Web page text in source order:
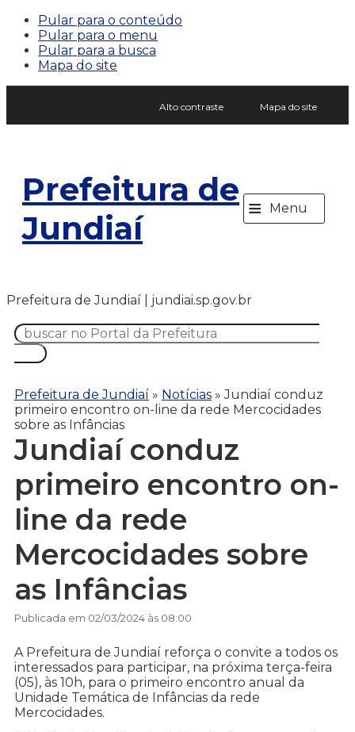
Pular para o conteúdo
Pular para o menu
Pular para a busca
Mapa do site
Alto contraste Mapa do site
Prefeitura de
Jundiaí
≡ Menu
Prefeitura de Jundiaí | jundiai.sp.gov.br
Prefeitura de Jundiaí » Notícias »Jundiaí conduz
primeiro encontro on-line da rede Mercocidades
sobre as Infâncias
Jundiaí conduz
primeiro encontro on-
line da rede
Mercocidades sobre
as Infâncias
Publicada em 02/03/2024 às 08:00
A Prefeitura de Jundiaí reforça o convite a todos os
interessados para participar, na próxima terça-feira
(05), às 10h, para o primeiro encontro anual da
Unidade Temática de Infâncias da rede
Mercocidades.